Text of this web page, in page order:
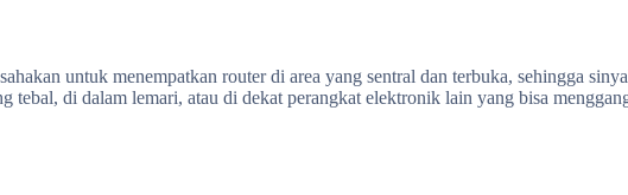
untuk menempatkan router di area yang sentral dan terbuka, sehingga
tebal, di dalam lemari, atau di dekat perangkat elektronik lain yang bisa